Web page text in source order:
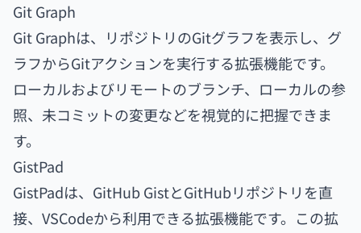
Git Graph
Git Graphは、リポジトリのGitグラフを表示し、グ
ラフからGitアクションを実行する拡張機能です。
ローカルおよびリモートのブランチ、ローカルの参
照、未コミットの変更などを視覚的に把握できま
す。
GistPad
GistPadは、GitHub GistとGitHubリポジトリを直
接、VSCodeから利用できる拡張機能です。この拡